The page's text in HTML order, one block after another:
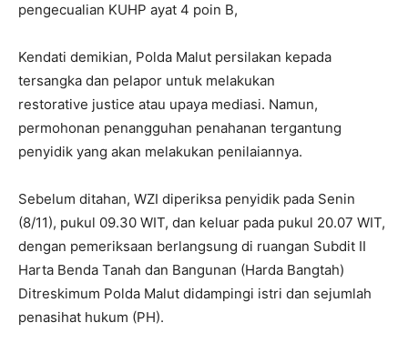
pengecualian KUHP ayat 4 poin B,
Kendati demikian, Polda Malut persilakan kepada
tersangka dan pelapor untuk melakukan
restorative justice atau upaya mediasi. Namun,
permohonan penangguhan penahanan tergantung
penyidik yang akan melakukan penilaiannya.
Sebelum ditahan, WZI diperiksa penyidik pada Senin
(8/11), pukul 09.30 WIT, dan keluar pada pukul 20.07 WIT,
dengan pemeriksaan berlangsung di ruangan Subdit II
Harta Benda Tanah dan Bangunan (Harda Bangtah)
Ditreskimum Polda Malut didampingi istri dan sejumlah
penasihat hukum (PH).